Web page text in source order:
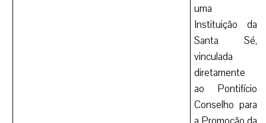
Santa Sé, vinculada
diretamente ao
Pontifício Conselho para a Promoção da Nova
Evangelização, que pretende ser um espaço para o estudo
de questões como comunicação e juventude.
Seu principal objetivo é de identificar as distintas
realidades já existentes no campo da Nova Evangelização e